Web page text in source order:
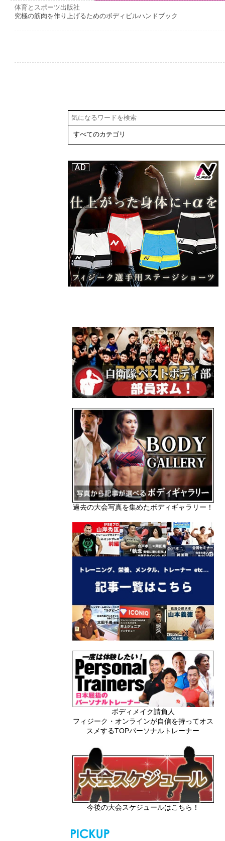
体育とスポーツ出版社
究極の筋肉を作り上げるためのボディビルハンドブック
過去の大会写真を集めたボディギャラリー！
ボディメイク請負人
フィジーク・オンラインが自信を持ってオス
スメするTOPパーソナルトレーナー
今後の大会スケジュールはこちら！